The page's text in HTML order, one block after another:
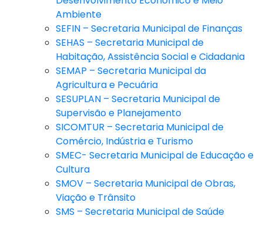
Ambiente
SEFIN – Secretaria Municipal de Finanças
SEHAS – Secretaria Municipal de
Habitação, Assistência Social e Cidadania
SEMAP – Secretaria Municipal da
Agricultura e Pecuária
SESUPLAN – Secretaria Municipal de
Supervisão e Planejamento
SICOMTUR – Secretaria Municipal de
Comércio, Indústria e Turismo
SMEC- Secretaria Municipal de Educação e
Cultura
SMOV – Secretaria Municipal de Obras,
Viação e Trânsito
SMS – Secretaria Municipal de Saúde